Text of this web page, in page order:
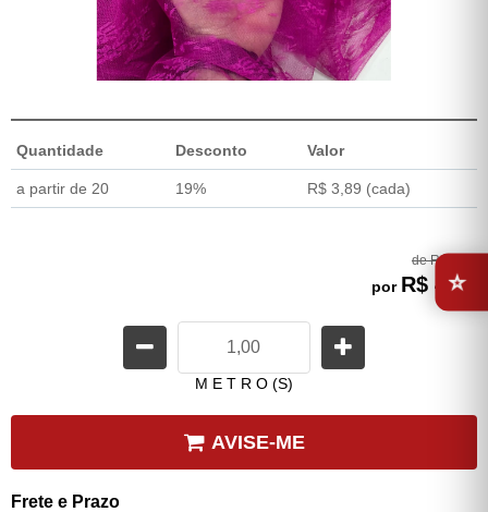
Quantidade Desconto Valor
a partir de 20 19% R$ 3,89 (cada)
de R$ 9,90
por R$ 4,80
M E T R O (S)
AVISE-ME
Frete e Prazo
⭐